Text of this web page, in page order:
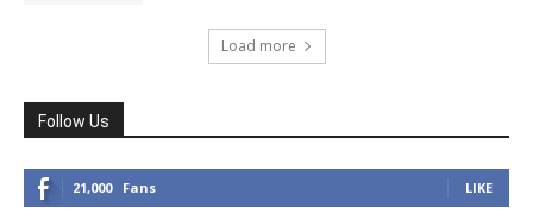
Load more
Follow Us
21,000 Fans LIKE